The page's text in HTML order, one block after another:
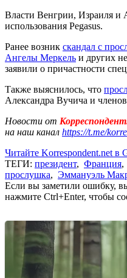
Власти Венгрии, Израиля и
использования Pegasus.
Ранее возник скандал с
Ангелы Меркель и других
заявили о причастности
Также выяснилось, что
Александра Вучича и
Новости от
на наш канал https://t.me/
Читайте Korrespondent.net в
ТЕГИ: президент, Франция,
прослушка, Эммануэль
Если вы заметили ошибку,
нажмите Ctrl+Enter, чтобы